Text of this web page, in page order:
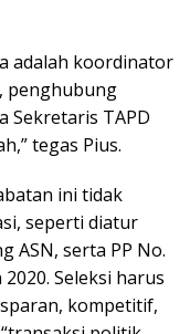
adalah koordinator
penghubung
Sekretaris TAPD
tegas Pius.
ini tidak
seperti diatur
ASN, serta PP No.
Seleksi harus
kompetitif,